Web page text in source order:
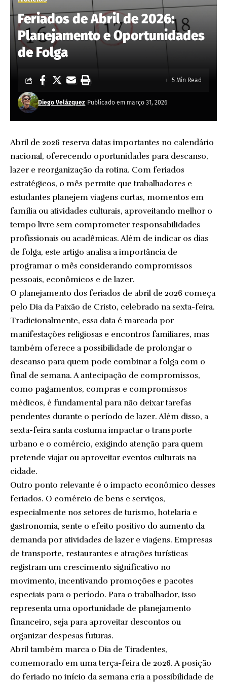
Feriados de Abril de 2026:
Planejamento e Oportunidades
de Folga
Diego Velázquez Publicado em março 31, 2026
5 Min Read
Abril de 2026 reserva datas importantes no calendário
nacional, oferecendo oportunidades para descanso,
lazer e reorganização da rotina. Com feriados
estratégicos, o mês permite que trabalhadores e
estudantes planejem viagens curtas, momentos em
família ou atividades culturais, aproveitando melhor o
tempo livre sem comprometer responsabilidades
profissionais ou acadêmicas. Além de indicar os dias
de folga, este artigo analisa a importância de
programar o mês considerando compromissos
pessoais, econômicos e de lazer.
O planejamento dos feriados de abril de 2026 começa
pelo Dia da Paixão de Cristo, celebrado na sexta-feira.
Tradicionalmente, essa data é marcada por
manifestações religiosas e encontros familiares, mas
também oferece a possibilidade de prolongar o
descanso para quem pode combinar a folga com o
final de semana. A antecipação de compromissos,
como pagamentos, compras e compromissos
médicos, é fundamental para não deixar tarefas
pendentes durante o período de lazer. Além disso, a
sexta-feira santa costuma impactar o transporte
urbano e o comércio, exigindo atenção para quem
pretende viajar ou aproveitar eventos culturais na
cidade.
Outro ponto relevante é o impacto econômico desses
feriados. O comércio de bens e serviços,
especialmente nos setores de turismo, hotelaria e
gastronomia, sente o efeito positivo do aumento da
demanda por atividades de lazer e viagens. Empresas
de transporte, restaurantes e atrações turísticas
registram um crescimento significativo no
movimento, incentivando promoções e pacotes
especiais para o período. Para o trabalhador, isso
representa uma oportunidade de planejamento
financeiro, seja para aproveitar descontos ou
organizar despesas futuras.
Abril também marca o Dia de Tiradentes,
comemorado em uma terça-feira de 2026. A posição
do feriado no início da semana cria a possibilidade de